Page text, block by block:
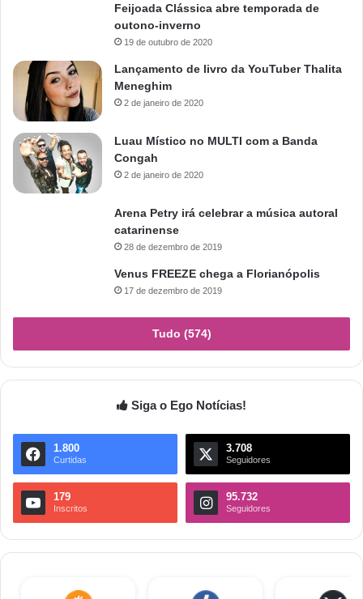
Feijoada Clássica abre temporada de
outono-inverno
19 de outubro de 2020
Lançamento de livro da YouTuber Thalita
Meneghim
2 de janeiro de 2020
Luau Místico no MULTI com a Banda
Congah
2 de janeiro de 2020
Arena Petry irá celebrar a música autoral
catarinense
28 de dezembro de 2019
Venus FREEZE chega a Florianópolis
17 de dezembro de 2019
Tudo (574)
Siga o Ego Notícias!
1.800
Curtidas
3.708
Seguidores
179
Inscritos
95.732
Seguidores